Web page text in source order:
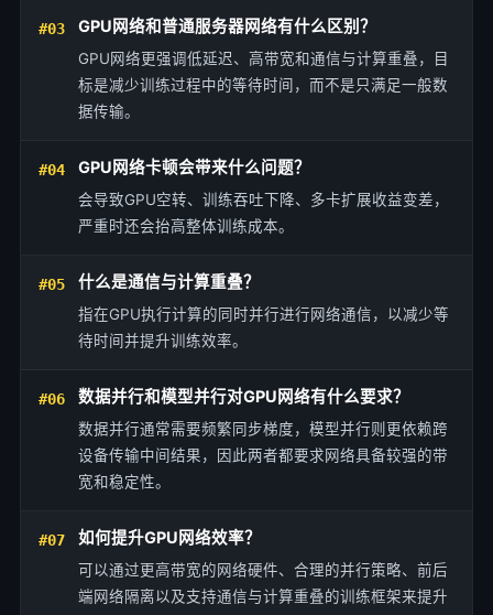
#03 GPU网络和普通服务器网络有什么区别？
GPU网络更强调低延迟、高带宽和通信与计算重叠，目
标是减少训练过程中的等待时间，而不是只满足一般数
据传输。
#04 GPU网络卡顿会带来什么问题？
会导致GPU空转、训练吞吐下降、多卡扩展收益变差，
严重时还会抬高整体训练成本。
#05 什么是通信与计算重叠？
指在GPU执行计算的同时并行进行网络通信，以减少等
待时间并提升训练效率。
#06 数据并行和模型并行对GPU网络有什么要求？
数据并行通常需要频繁同步梯度，模型并行则更依赖跨
设备传输中间结果，因此两者都要求网络具备较强的带
宽和稳定性。
#07 如何提升GPU网络效率？
可以通过更高带宽的网络硬件、合理的并行策略、前后
端网络隔离以及支持通信与计算重叠的训练框架来提升